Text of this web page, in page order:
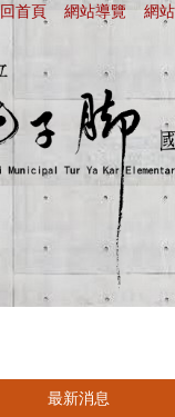
回首頁 網站導覽 網
新北
最新消息